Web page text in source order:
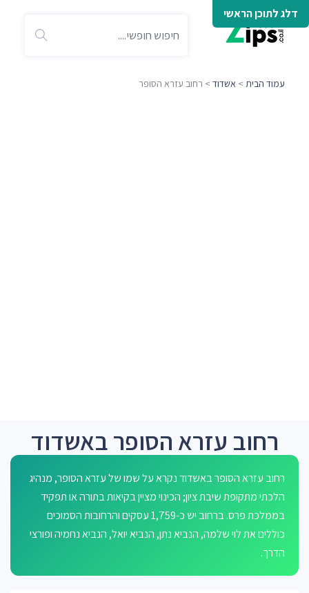
דלג לתוכן הראשי
עמוד הבית > אשדוד > רחוב עזרא הסופר
רחוב עזרא הסופר באשדוד
רחוב עזרא הסופר באשדוד נקרא על שמו של עזרא הסופר, מנהיג
הלכתי מתקופת שיבת ציון; הכינוי מציין בקיאות בתורה או תפקיד
בממלכת פרס. ברחוב יש כ-1,759 עסקים והרחובות הסמוכים
כוללים את לוי שלמה, הנביא נתן, הנביא יואל, הנביא נחמיה ופורצי
הדרך.